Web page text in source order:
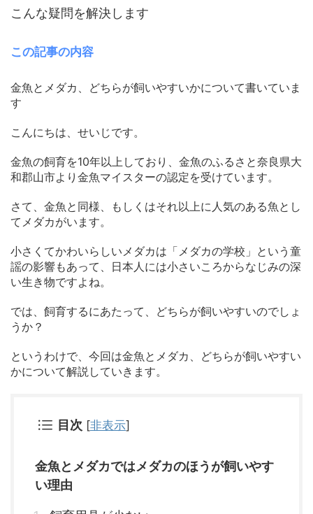
こんな疑問を解決します
この記事の内容
金魚とメダカ、どちらが飼いやすいかについて書いていま
す
こんにちは、せいじです。
金魚の飼育を10年以上しており、金魚のふるさと奈良県大
和郡山市より金魚マイスターの認定を受けています。
さて、金魚と同様、もしくはそれ以上に人気のある魚とし
てメダカがいます。
小さくてかわいらしいメダカは「メダカの学校」という童
謡の影響もあって、日本人には小さいころからなじみの深
い生き物ですよね。
では、飼育するにあたって、どちらが飼いやすいのでしょ
うか？
というわけで、今回は金魚とメダカ、どちらが飼いやすい
かについて解説していきます。
目次 [非表示]
金魚とメダカではメダカのほうが飼いやす
い理由